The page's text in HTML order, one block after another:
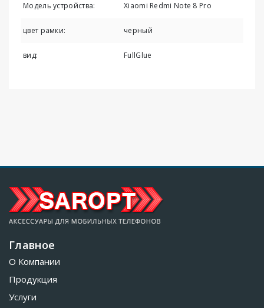
Модель устройства: Xiaomi Redmi Note 8 Pro
цвет рамки: черный
вид: FullGlue
Главное
О Компании
Продукция
Услуги